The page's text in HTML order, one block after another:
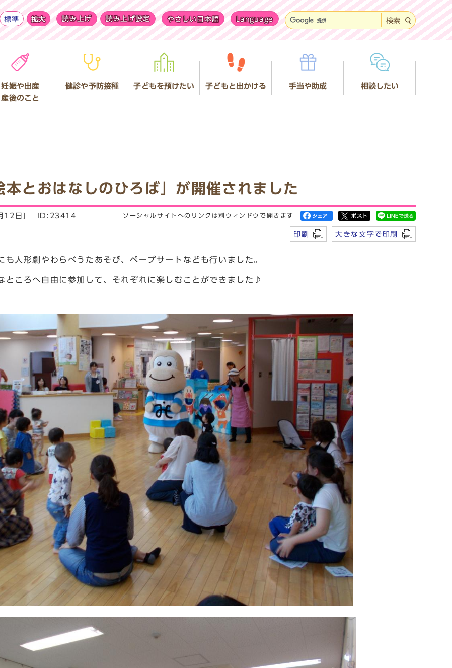
標準 拡大 読み上げ 読み上げ設定 やさしい日本語 Language 検索
妊娠や出産
産後のこと
健診や予防接種 子どもを預けたい 子どもと出かける 手当や助成 相談したい
とおはなしのひろば」が開催されました
12日] ID:23414 ソーシャルサイトへのリンクは別ウィンドウで開きます
印刷 大きな文字で印刷
も人形劇やわらべうたあそび、ペープサートなども行いました。
ところへ自由に参加して、それぞれに楽しむことができました♪